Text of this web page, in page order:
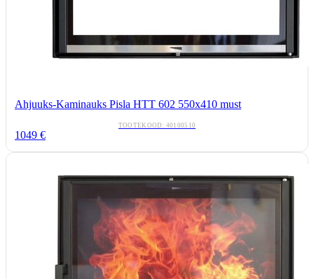
Ahjuuks-Kaminauks Pisla HTT 602 550x410 must
TOOTEKOOD: 40100510
1049 €